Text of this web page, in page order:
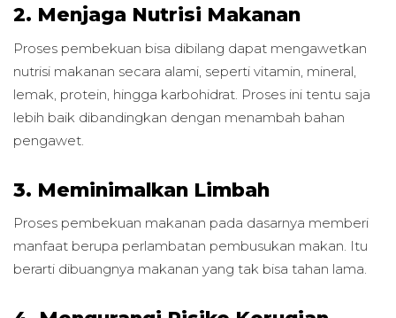
2. Menjaga Nutrisi Makanan
Proses pembekuan bisa dibilang dapat mengawetkan
nutrisi makanan secara alami, seperti vitamin, mineral,
lemak, protein, hingga karbohidrat. Proses ini tentu saja
lebih baik dibandingkan dengan menambah bahan
pengawet.
3. Meminimalkan Limbah
Proses pembekuan makanan pada dasarnya memberi
manfaat berupa perlambatan pembusukan makan. Itu
berarti dibuangnya makanan yang tak bisa tahan lama.